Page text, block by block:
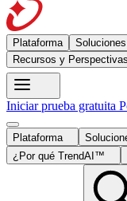
Plataforma
Recursos y Perspectivas
Iniciar prueba gratuita
Plataforma
¿Por qué TrendAI™